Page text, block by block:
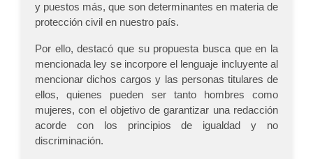
y puestos más, que son determinantes en materia de
protección civil en nuestro país.
Por ello, destacó que su propuesta busca que en la
mencionada ley se incorpore el lenguaje incluyente al
mencionar dichos cargos y las personas titulares de
ellos, quienes pueden ser tanto hombres como
mujeres, con el objetivo de garantizar una redacción
acorde con los principios de igualdad y no
discriminación.